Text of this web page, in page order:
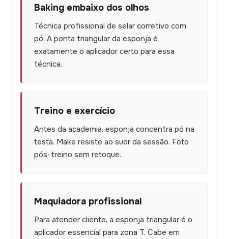
Baking embaixo dos olhos
Técnica profissional de selar corretivo com
pó. A ponta triangular da esponja é
exatamente o aplicador certo para essa
técnica.
Treino e exercício
Antes da academia, esponja concentra pó na
testa. Make resiste ao suor da sessão. Foto
pós-treino sem retoque.
Maquiadora profissional
Para atender cliente, a esponja triangular é o
aplicador essencial para zona T. Cabe em